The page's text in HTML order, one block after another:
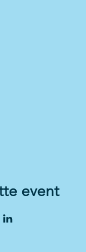
event